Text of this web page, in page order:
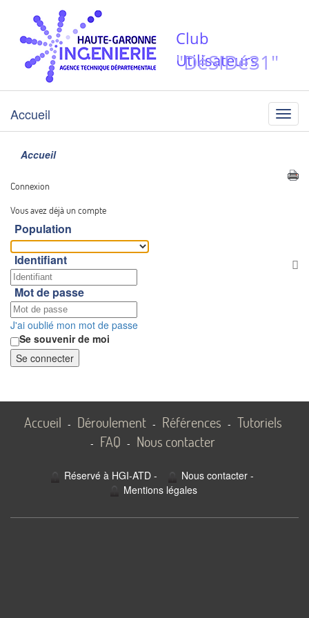
Club
Utilisateurs
"DéSIDé31"
Menu
Accueil
Accueil
Connexion
Vous avez déjà un compte
Population
Identifiant
Mot de passe
J'ai oublié mon mot de passe
Se souvenir de moi
Se connecter
Accueil - Déroulement - Références - Tutoriels
- FAQ - Nous contacter
Réservé à HGI-ATD- Nous contacter-
Mentions légales